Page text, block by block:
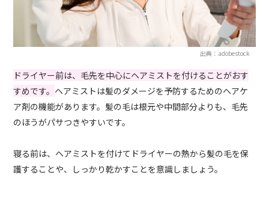
出典：adobestock
ドライヤー前は、毛先を中心にヘアミストを付けることがおす
すめです。 ヘアミストは髪のダメージを予防するためのヘアケ
ア剤の機能があります。髪の毛は根元や中間部分よりも、毛先
のほうがパサつきやすいです。
寝る前は、ヘアミストを付けてドライヤーの熱から髪の毛を保
護することや、しっかり乾かすことを意識しましょう。